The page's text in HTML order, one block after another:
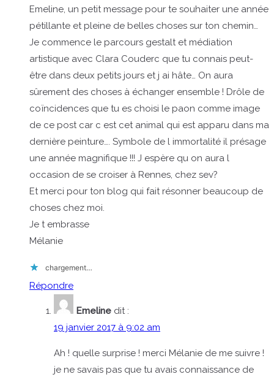
Emeline, un petit message pour te souhaiter une année
pétillante et pleine de belles choses sur ton chemin…
Je commence le parcours gestalt et médiation
artistique avec Clara Couderc que tu connais peut-
être dans deux petits jours et j ai hâte… On aura
sûrement des choses à échanger ensemble ! Drôle de
coïncidences que tu es choisi le paon comme image
de ce post car c est cet animal qui est apparu dans ma
dernière peinture…. Symbole de l immortalité il présage
une année magnifique !!! J espère qu on aura l
occasion de se croiser à Rennes, chez sev?
Et merci pour ton blog qui fait résonner beaucoup de
choses chez moi.
Je t embrasse
Mélanie
chargement…
Répondre
Emeline dit :
19 janvier 2017 à 9:02 am
Ah ! quelle surprise ! merci Mélanie de me suivre !
je ne savais pas que tu avais connaissance de